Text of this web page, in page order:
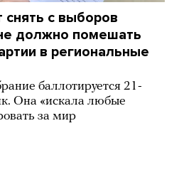
с выборов
должно помешать
в региональные
баллотируется 21-
Она «искала любые
за мир